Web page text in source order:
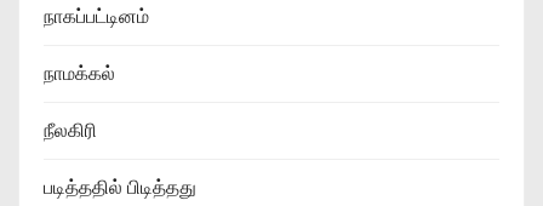
நாகப்பட்டினம்
நாமக்கல்
நீலகிரி
படித்ததில் பிடித்தது